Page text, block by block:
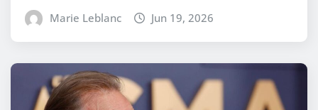
Marie Leblanc Jun 19, 2026